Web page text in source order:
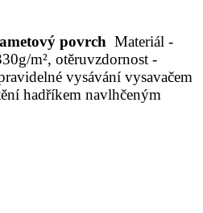
povrch Materiál -
m², otěruvzdornost -
vysávání vysavačem
hadříkem navlhčeným